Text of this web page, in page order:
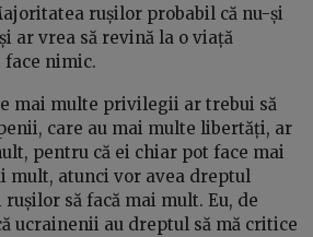
rușilor probabil că nu-și
ar vrea să revină la o viață
face nimic.
mai multe privilegii ar trebui să
care au mai multe libertăți, ar
pentru că ei chiar pot face mai
mult, atunci vor avea dreptul
să facă mai mult. Eu, de
ucrainenii au dreptul să mă critice